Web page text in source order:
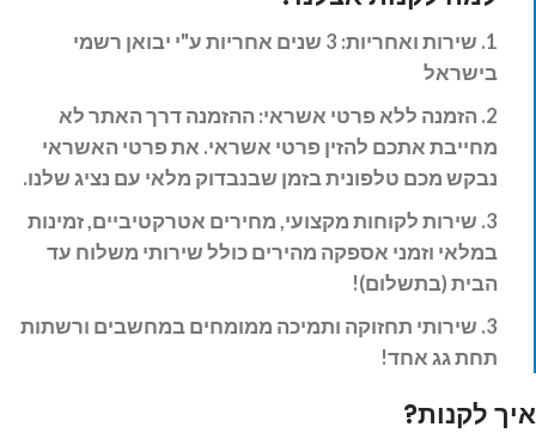
1. שירות ואחריות: 3
שנים אחריות ע"י יבואן רשמי
בישראל
2. הזמנה ללא פרטי אשראי: ההזמנה דרך האתר לא
מחייבת אתכם להזין פרטי אשראי. את פרטי האשראי
נבקש מכם טלפונית בזמן שבנבדוק מלאי עם נציג שלנו.
3. שירות לקוחות מקצועי, מחירים אטרקטיביים, זמינות
במלאי וזמני אספקה מהירים כולל שירותי משלוח עד
הבית (בתשלום)!
3. שירותי תחזוקה ותמיכה ממומחים במחשבים ורשתות
תחת גג אחד!
איך לקנות?